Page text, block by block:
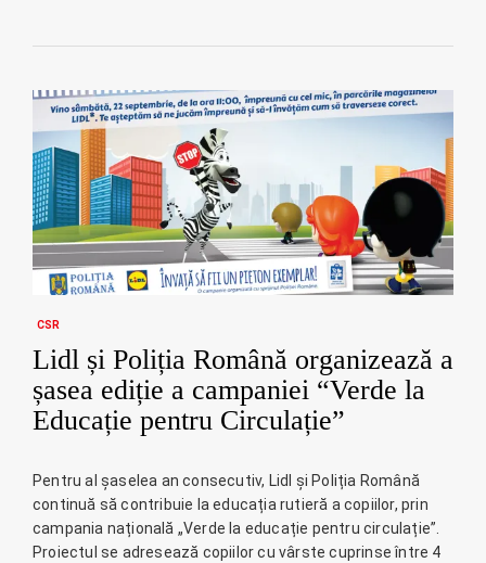
CSR
Lidl și Poliția Română organizează a
șasea ediție a campaniei “Verde la
Educație pentru Circulație”
Pentru al șaselea an consecutiv, Lidl și Poliția Română
continuă să contribuie la educația rutieră a copiilor, prin
campania națională „Verde la educație pentru circulație”.
Proiectul se adresează copiilor cu vârste cuprinse între 4